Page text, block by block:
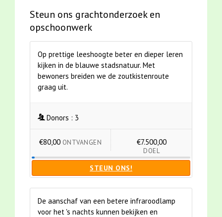
Steun ons grachtonderzoek en
opschoonwerk
Op prettige leeshoogte beter en dieper leren
kijken in de blauwe stadsnatuur. Met
bewoners breiden we de zoutkistenroute
graag uit.
Donors : 3
€80,00 ONTVANGEN €7.500,00
DOEL
STEUN ONS!
De aanschaf van een betere infraroodlamp
voor het 's nachts kunnen bekijken en